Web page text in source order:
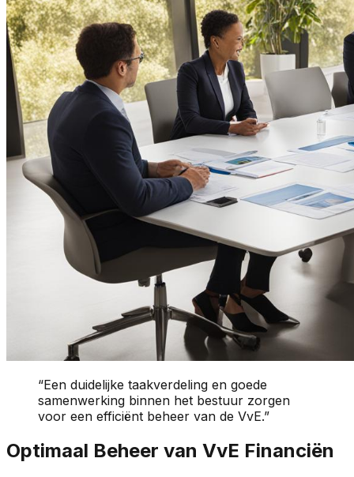
“Een duidelijke taakverdeling en goede
samenwerking binnen het bestuur zorgen
voor een efficiënt beheer van de VvE.”
Optimaal Beheer van VvE Financiën